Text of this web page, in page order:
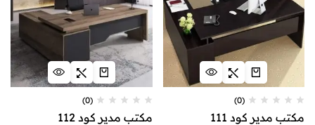
(0)
مكتب مدير كود 111
(0)
مكتب مدير كود 112